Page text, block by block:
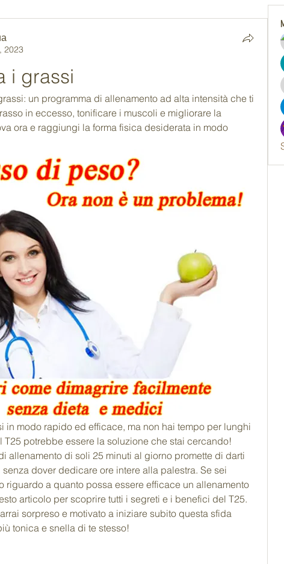
2023
i grassi
un programma di allenamento ad alta intensità che ti
in eccesso, tonificare i muscoli e migliorare la
ora e raggiungi la forma fisica desiderata in modo
in modo rapido ed efficace, ma non hai tempo per lunghi
T25 potrebbe essere la soluzione che stai cercando!
allenamento di soli 25 minuti al giorno promette di darti
dover dedicare ore intere alla palestra. Se sei
riguardo a quanto possa essere efficace un allenamento
articolo per scoprire tutti i segreti e i benefici del T25.
sorpreso e motivato a iniziare subito questa sfida
tonica e snella di te stesso!